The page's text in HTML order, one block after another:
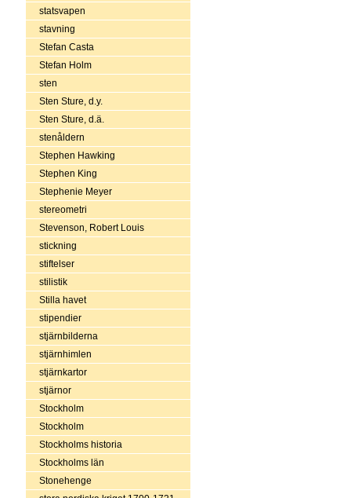
statsvapen
stavning
Stefan Casta
Stefan Holm
sten
Sten Sture, d.y.
Sten Sture, d.ä.
stenåldern
Stephen Hawking
Stephen King
Stephenie Meyer
stereometri
Stevenson, Robert Louis
stickning
stiftelser
stilistik
Stilla havet
stipendier
stjärnbilderna
stjärnhimlen
stjärnkartor
stjärnor
Stockholm
Stockholm
Stockholms historia
Stockholms län
Stonehenge